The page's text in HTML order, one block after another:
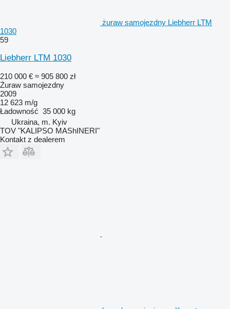
żuraw samojezdny Liebherr LTM
1030
59
Liebherr LTM 1030
210 000 € ≈ 905 800 zł
Żuraw samojezdny
2009
12 623 m/g
Ładowność 35 000 kg
Ukraina, m. Kyiv
TOV "KALIPSO MAShINERI"
Kontakt z dealerem